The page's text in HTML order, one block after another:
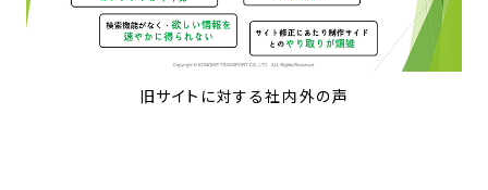
旧サイトに対する社内外の声